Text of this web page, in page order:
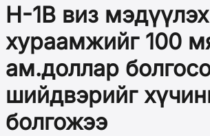
H-1B виз мэдүүлэх
хураамжийг 100
ам.доллар
шийдвэрийг
болгожээ